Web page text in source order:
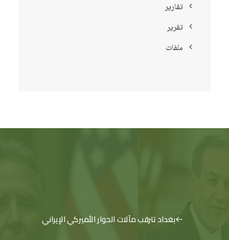
تقارير
تقرير
ملفات
بغداد تترقب مآلات الحوار الأميركي الإيراني